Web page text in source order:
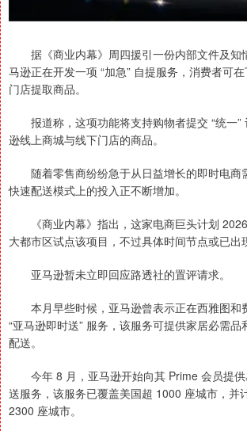
据《商业内幕》周四援引一份内部文件及知
马逊正在开发一项 “加急” 自提服务，消费者可
门店提取商品。
报道称，这项功能将支持购物者提交 “统一”
逊线上商城与线下门店的商品。
随着零售商纷纷急于从日益增长的即时电商
快速配送模式上的投入正不断增加。
《商业内幕》指出，这家电商巨头计划
大都市区试点该项目，不过具体时间节点或已出
亚马逊暂未立即回应路透社的置评请求。
本月早些时候，亚马逊曾表示正在西雅图和
“亚马逊即时送” 服务，该服务可提供家居必需
配送。
今年 8 月，亚马逊开始向其 Prime 会员提供
送服务，该服务已覆盖美国超 1000 座城市，并
2300 座城市。